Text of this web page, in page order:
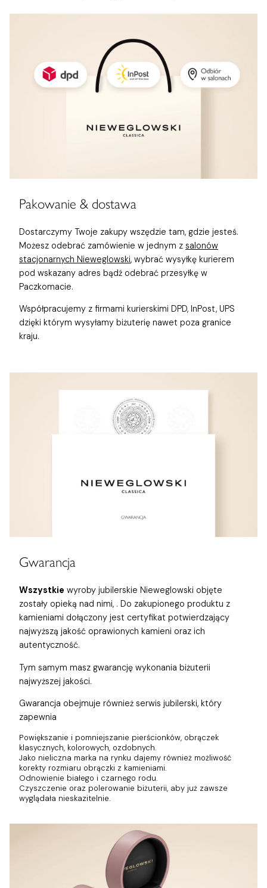
Pakowanie & dostawa
Dostarczymy Twoje zakupy wszędzie tam, gdzie jesteś.
Możesz odebrać zamówienie w jednym z salonów
stacjonarnych Nieweglowski, wybrać wysyłkę kurierem
pod wskazany adres bądź odebrać przesyłkę w
Paczkomacie.
Współpracujemy z firmami kurierskimi DPD, InPost, UPS
dzięki którym wysyłamy biżuterię nawet poza granice
kraju.
Gwarancja
Wszystkie wyroby jubilerskie Nieweglowski objęte
zostały opieką nad nimi, . Do zakupionego produktu z
kamieniami dołączony jest certyfikat potwierdzający
najwyższą jakość oprawionych kamieni oraz ich
autentyczność.
Tym samym masz gwarancję wykonania biżuterii
najwyższej jakości.
Gwarancja obejmuje również serwis jubilerski, który
zapewnia
Powiększanie i pomniejszanie pierścionków, obrączek
klasycznych, kolorowych, ozdobnych.
Jako nieliczna marka na rynku dajemy również możliwość
korekty rozmiaru obrączki z kamieniami.
Odnowienie białego i czarnego rodu.
Czyszczenie oraz polerowanie biżuterii, aby już zawsze
wyglądała nieskazitelnie.